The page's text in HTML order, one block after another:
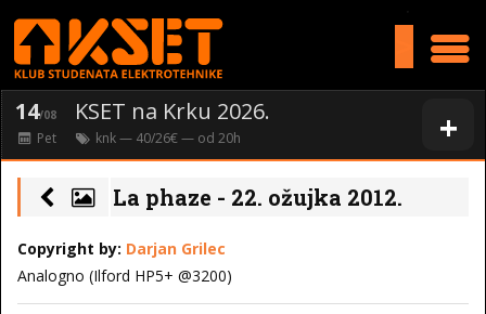
+
14/08 KSET na Krku 2026.
Pet knk— 40/26€ — od 20h
La phaze - 22. ožujka 2012.
Copyright by: Darjan Grilec
Analogno (Ilford HP5+ @3200)